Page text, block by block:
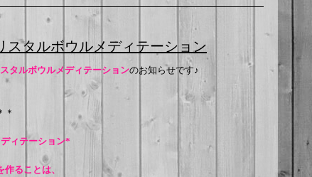
タルボウルメディテーション
タルボウルメディテーションのお知らせです♪
＊
ィテーション*
ることは、